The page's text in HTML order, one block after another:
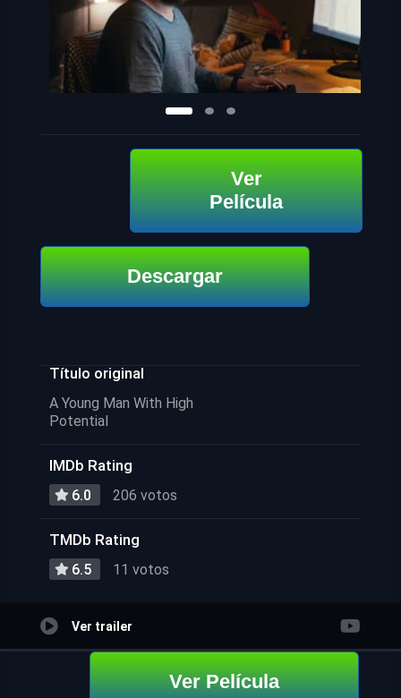
Ver
Película
Descargar
Título original
A Young Man With High
Potential
IMDb Rating
6.0 206 votos
TMDb Rating
6.5 11 votos
Ver trailer
Ver Película